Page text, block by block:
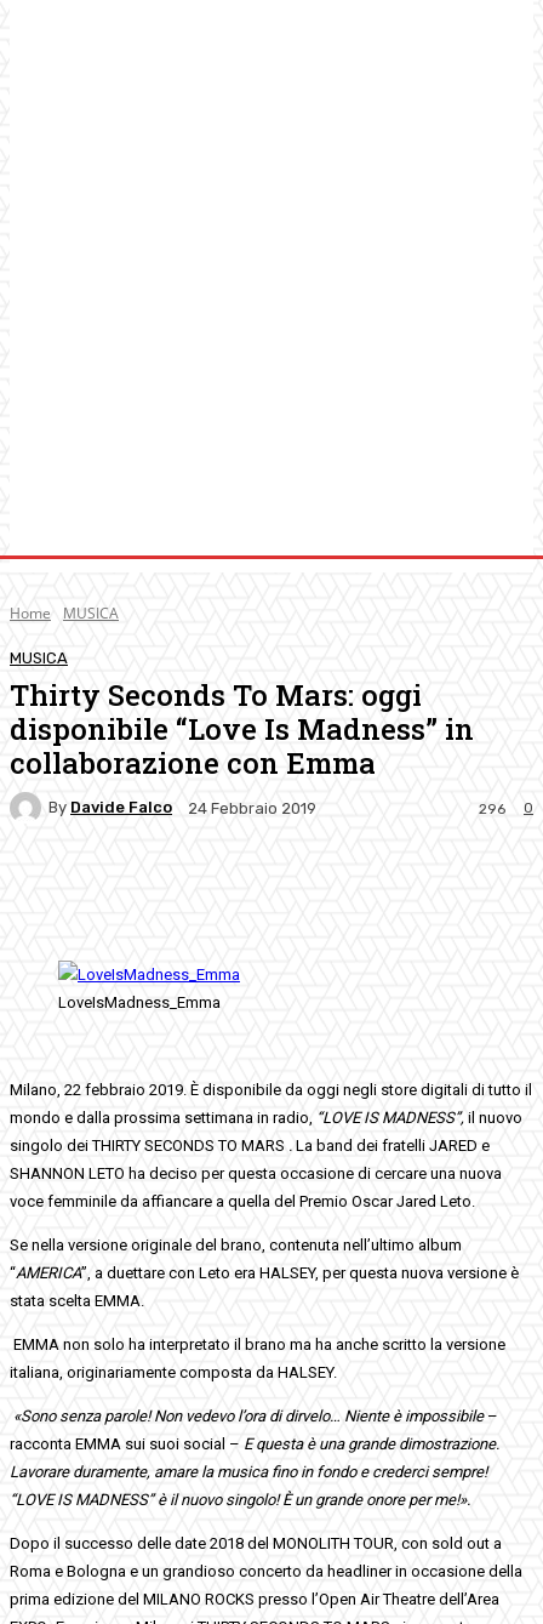
Home MUSICA
MUSICA
Thirty Seconds To Mars: oggi
disponibile “Love Is Madness” in
collaborazione con Emma
By Davide Falco 24 Febbraio 2019 0
296
LoveIsMadness_Emma
Milano, 22 febbraio 2019. È disponibile da oggi negli store digitali di tutto il
mondo e dalla prossima settimana in radio, “LOVE IS MADNESS”, il nuovo
singolo dei THIRTY SECONDS TO MARS . La band dei fratelli JARED e
SHANNON LETO ha deciso per questa occasione di cercare una nuova
voce femminile da affiancare a quella del Premio Oscar Jared Leto.
Se nella versione originale del brano, contenuta nell’ultimo album
“AMERICA”, a duettare con Leto era HALSEY, per questa nuova versione è
stata scelta EMMA.
EMMA non solo ha interpretato il brano ma ha anche scritto la versione
italiana, originariamente composta da HALSEY.
«Sono senza parole! Non vedevo l’ora di dirvelo… Niente è impossibile–
racconta EMMA sui suoi social – E questa è una grande dimostrazione.
Lavorare duramente, amare la musica fino in fondo e crederci sempre!
“LOVE IS MADNESS” è il nuovo singolo! È un grande onore per me!».
Dopo il successo delle date 2018 del MONOLITH TOUR, con sold out a
Roma e Bologna e un grandioso concerto da headliner in occasione della
prima edizione del MILANO ROCKS presso l’Open Air Theatre dell’Area